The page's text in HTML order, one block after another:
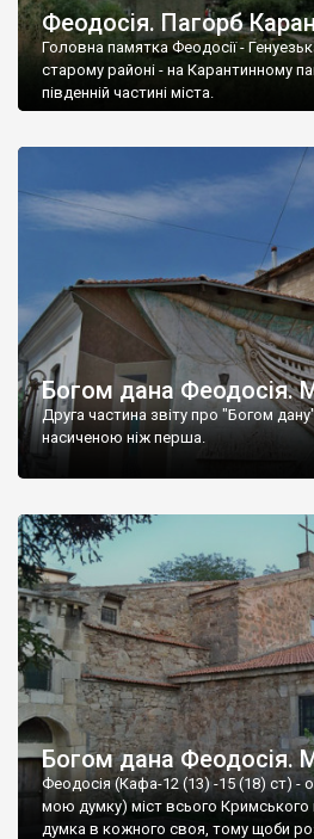
Феодосія. Пагорб
Головна памятка Феодосії -
старому районі - на Карантинному
південній частині міста.
Богом дана Феодосія.
Друга частина звіту про "Богом
насиченою ніж перша.
Богом дана Феодосія.
Феодосія (Кафа-12 (13) -15 (18) ст) -
мою думку) міст всього Кримського
думка в кожного своя, тому щоби